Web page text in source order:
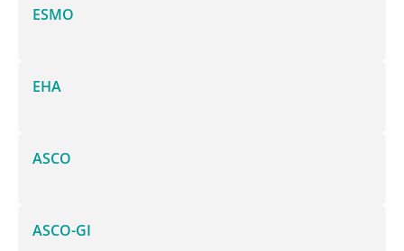
ESMO
EHA
ASCO
ASCO-GI